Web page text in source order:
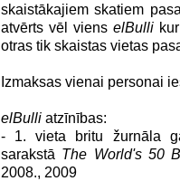
skaistākajiem skatiem
atvērts vēl viens elBulli
otras tik skaistas vietas
Izmaksas vienai personai
elBulli atzīnības:
- 1. vieta britu žurnāla
sarakstā The World's 50
2008., 2009